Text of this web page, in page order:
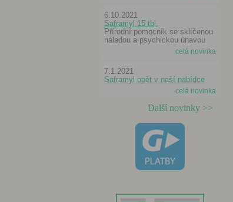
6.10.2021
Saframyl 15 tbl.
Přírodní pomocník se sklíčenou
náladou a psychickou únavou
celá novinka
7.1.2021
Saframyl opět v naší nabídce
celá novinka
Další novinky >>